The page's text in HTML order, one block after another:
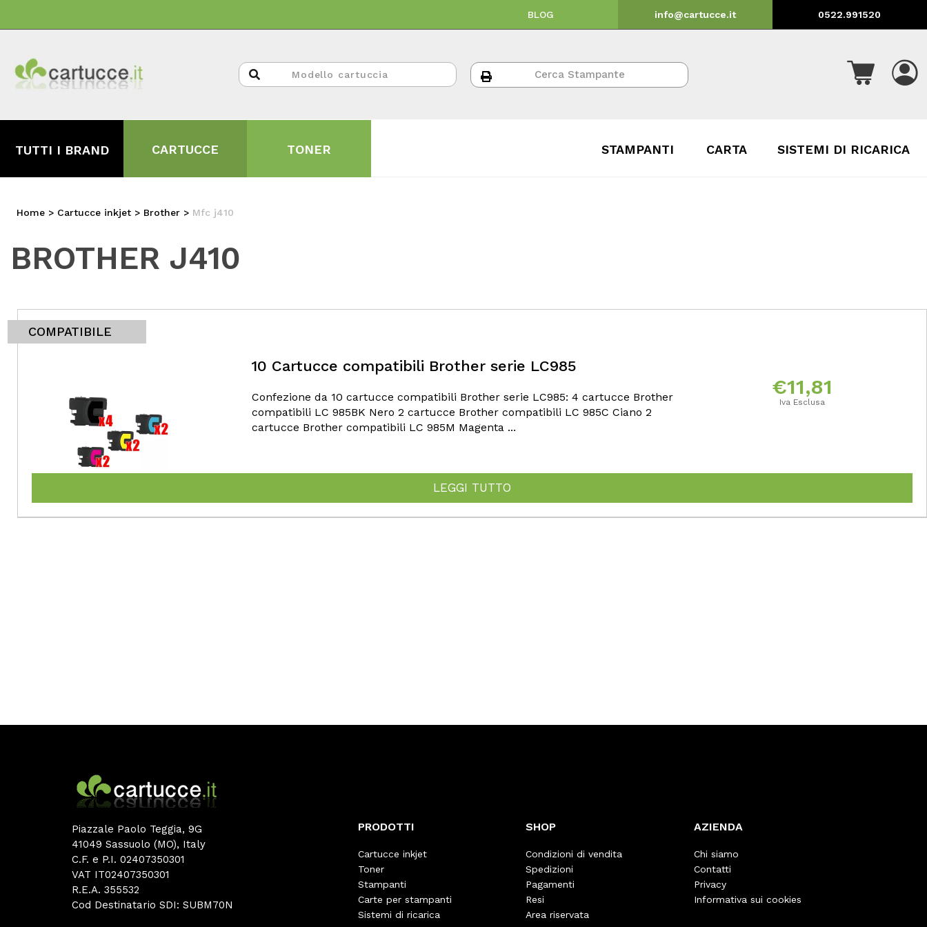
BLOG info@cartucce.it 0522.991520
TUTTI I BRAND CARTUCCE TONER STAMPANTI CARTA SISTEMI DI RICARICA
Home > Cartucce inkjet > Brother > Mfc j410
BROTHER J410
COMPATIBILE
10 Cartucce compatibili Brother serie LC985
Confezione da 10 cartucce compatibili Brother serie LC985: 4 cartucce Brother
compatibili LC 985BK Nero 2 cartucce Brother compatibili LC 985C Ciano 2
cartucce Brother compatibili LC 985M Magenta ...
€11,81
Iva Esclusa
LEGGI TUTTO
Piazzale Paolo Teggia, 9G
41049 Sassuolo (MO), Italy
C.F. e P.I. 02407350301
VAT IT02407350301
R.E.A. 355532
Cod Destinatario SDI: SUBM70N
PRODOTTI
Cartucce inkjet
Toner
Stampanti
Carte per stampanti
Sistemi di ricarica
SHOP
Condizioni di vendita
Spedizioni
Pagamenti
Resi
Area riservata
AZIENDA
Chi siamo
Contatti
Privacy
Informativa sui cookies